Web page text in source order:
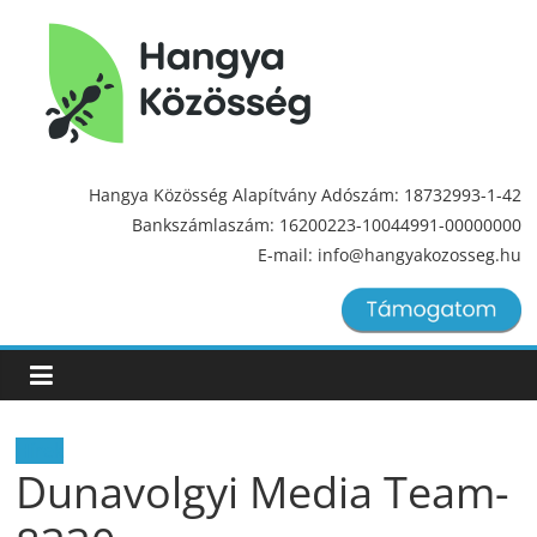
Hangya
Közösség
Hangya Közösség Alapítvány Adószám: 18732993-1-42
Bankszámlaszám: 16200223-10044991-00000000
E-mail: info@hangyakozosseg.hu
Dunavolgyi Media Team-